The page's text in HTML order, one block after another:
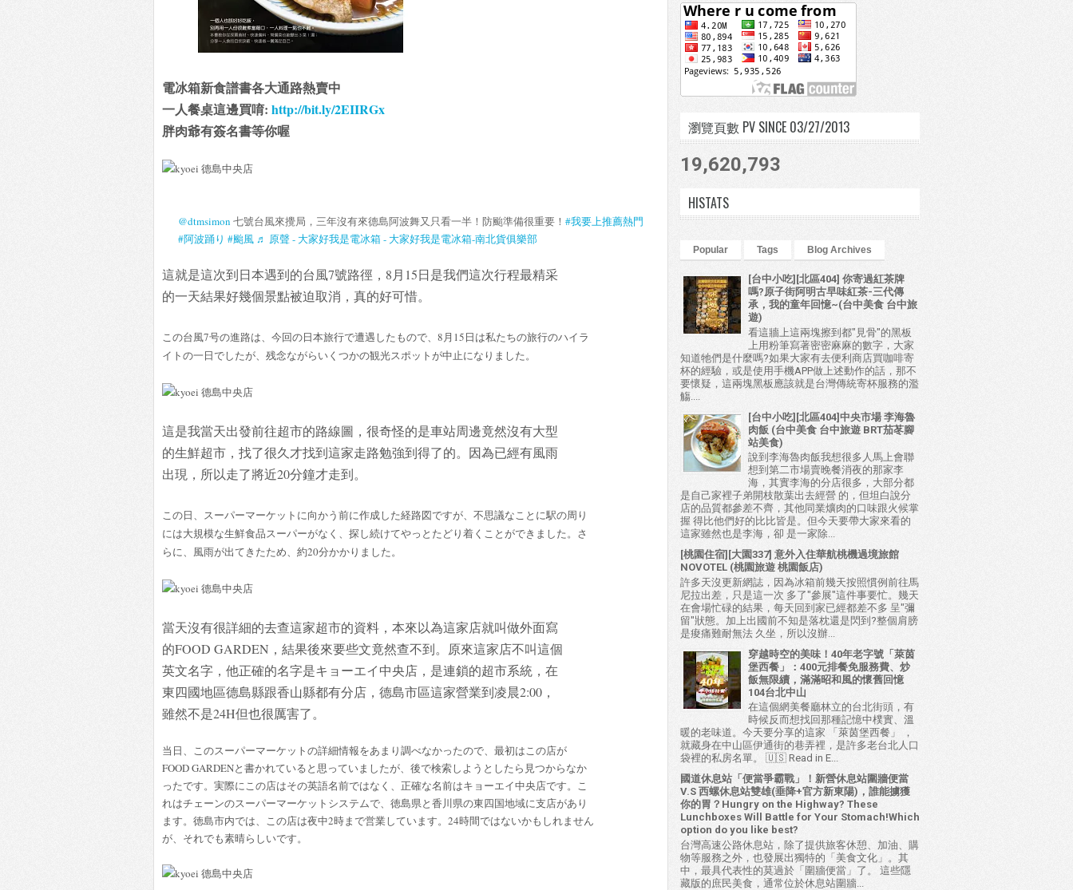
電冰箱新食譜書各大通路熱賣中
一人餐桌這邊買唷: http://bit.ly/2EIIRGx
胖肉爺有簽名書等你喔
@dtmsimon 七號台風來攪局，三年沒有來德島阿波舞又只看一半！防颱準備很重要！ #我要上推薦熱門
#阿波踊り #颱風 ♬ 原聲 - 大家好我是電冰箱 - 大家好我是電冰箱-南北貨俱樂部
這就是這次到日本遇到的台風7號路徑，8月15日是我們這次行程最精采
的一天結果好幾個景點被迫取消，真的好可惜。
この台風7号の進路は、今回の日本旅行で遭遇したもので、8月15日は私たちの旅行のハイラ
イトの一日でしたが、残念ながらいくつかの観光スポットが中止になりました。
這是我當天出發前往超市的路線圖，很奇怪的是車站周邊竟然沒有大型
的生鮮超市，找了很久才找到這家走路勉強到得了的。因為已經有風雨
出現，所以走了將近20分鐘才走到。
この日、スーパーマーケットに向かう前に作成した経路図ですが、不思議なことに駅の周り
には大規模な生鮮食品スーパーがなく、探し続けてやっとたどり着くことができました。さ
らに、風雨が出てきたため、約20分かかりました。
當天沒有很詳細的去查這家超市的資料，本來以為這家店就叫做外面寫
的FOOD GARDEN，結果後來要些文竟然查不到。原來這家店不叫這個
英文名字，他正確的名字是キョーエイ中央店，是連鎖的超市系統，在
東四國地區德島縣跟香山縣都有分店，德島市區這家營業到凌晨2:00，
雖然不是24H但也很厲害了。
当日、このスーパーマーケットの詳細情報をあまり調べなかったので、最初はこの店が
FOOD GARDENと書かれていると思っていましたが、後で検索しようとしたら見つからなか
ったです。実際にこの店はその英語名前ではなく、正確な名前はキョーエイ中央店です。こ
れはチェーンのスーパーマーケットシステムで、徳島県と香川県の東四国地域に支店があり
ます。徳島市内では、この店は夜中2時まで営業しています。24時間ではないかもしれません
が、それでも素晴らしいです。
瀏覽頁數 PV SINCE 03/27/2013
19,620,793
HISTATS
Popular Tags Blog Archives
[台中小吃][北區404] 你寄過紅茶牌
嗎?原子街阿明古早味紅茶-三代傳
承，我的童年回憶~(台中美食 台中旅
遊)
看這牆上這兩塊擦到都"見骨"的黑板
上用粉筆寫著密密麻麻的數字，大家
知道牠們是什麼嗎?如果大家有去便利商店買咖啡寄
杯的經驗，或是使用手機APP做上述動作的話，那不
要懷疑，這兩塊黑板應該就是台灣傳統寄杯服務的濫
觴....
[台中小吃][北區404]中央市場 李海魯
肉飯 (台中美食 台中旅遊 BRT茄苳腳
站美食)
說到李海魯肉飯我想很多人馬上會聯
想到第二市場賣晚餐消夜的那家李
海，其實李海的分店很多，大部分都
是自己家裡子弟開枝散葉出去經營 的，但坦白說分
店的品質都參差不齊，其他同業爌肉的口味跟火候掌
握 得比他們好的比比皆是。但今天要帶大家來看的
這家雖然也是李海，卻 是一家除...
[桃園住宿][大園337] 意外入住華航桃機過境旅館
NOVOTEL (桃園旅遊 桃園飯店)
許多天沒更新網誌，因為冰箱前幾天按照慣例前往馬
尼拉出差，只是這一次 多了"參展"這件事要忙。幾天
在會場忙碌的結果，每天回到家已經都差不多 呈"彌
留"狀態。加上出國前不知是落枕還是閃到?整個肩膀
是痠痛難耐無法 久坐，所以沒辦...
穿越時空的美味！40年老字號「萊茵
堡西餐」：400元排餐免服務費、炒
飯無限續，滿滿昭和風的懷舊回憶
104台北中山
在這個網美餐廳林立的台北街頭，有
時候反而想找回那種記憶中樸實、溫
暖的老味道。今天要分享的這家 「萊茵堡西餐」 ，
就藏身在中山區伊通街的巷弄裡，是許多老台北人口
袋裡的私房名單。 🇺🇸 Read in E...
國道休息站「便當爭霸戰」！新營休息站圍牆便當
V.S 西螺休息站雙雄(垂降+官方新東陽)，誰能擄獲
你的胃？Hungry on the Highway? These
Lunchboxes Will Battle for Your Stomach!Which
option do you like best?
台灣高速公路休息站，除了提供旅客休憩、加油、購
物等服務之外，也發展出獨特的「美食文化」。其
中，最具代表性的莫過於「圍牆便當」了。 這些隱
藏版的庶民美食，通常位於休息站圍牆...